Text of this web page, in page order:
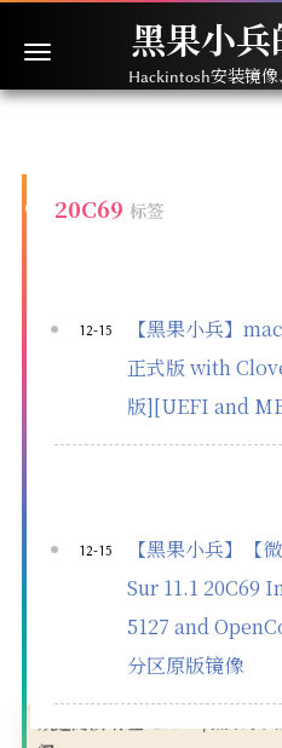
黑果小兵
Hackintosh安装镜
20C69 标签
【黑果小兵】
正式版 with
版][UEFI and
12-15
【黑果小兵】【
Sur 11.1 20C69
5127 and
分区原版镜像
12-15